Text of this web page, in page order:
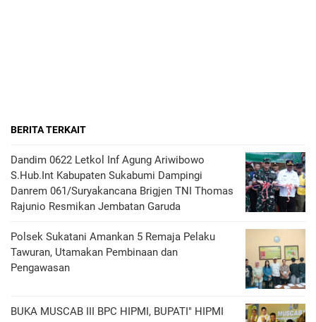
BERITA TERKAIT
Dandim 0622 Letkol Inf Agung Ariwibowo
S.Hub.Int Kabupaten Sukabumi Dampingi
Danrem 061/Suryakancana Brigjen TNI Thomas
Rajunio Resmikan Jembatan Garuda
Polsek Sukatani Amankan 5 Remaja Pelaku
Tawuran, Utamakan Pembinaan dan
Pengawasan
BUKA MUSCAB III BPC HIPMI, BUPATI" HIPMI